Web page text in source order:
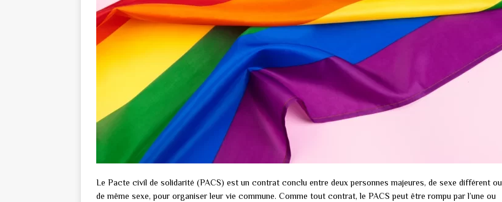
Le Pacte civil de solidarité (PACS) est un contrat conclu entre deux personnes majeures, de sexe différent ou
de même sexe, pour organiser leur vie commune. Comme tout contrat, le PACS peut être rompu par l’une ou